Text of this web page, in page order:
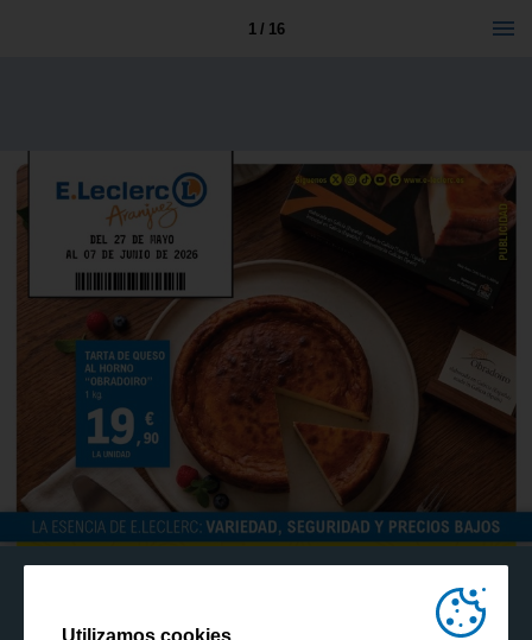
1 / 16
Utilizamos cookies